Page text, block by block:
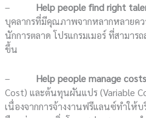
–Help people find right
บุคลากรที่มีคุณภาพจากหลากหลายค
นักการตลาด โปรแกรมเมอร์ ที่สามาร
ขึ้น
–Help people manage costs
Cost) และต้นทุนผันแปร (Variable
เนื่องจากการจ้างงานฟรีแลนซ์ทำให้